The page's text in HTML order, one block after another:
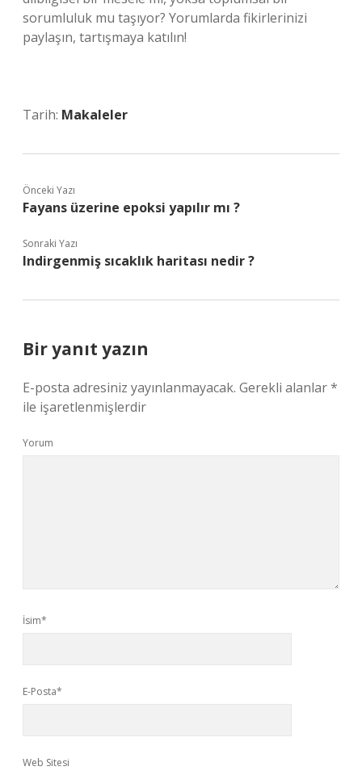
sorumluluk mu taşıyor? Yorumlarda fikirlerinizi
paylaşın, tartışmaya katılın!
Tarih: Makaleler
Önceki Yazı
Fayans üzerine epoksi yapılır mı ?
Sonraki Yazı
Indirgenmiş sıcaklık haritası nedir ?
Bir yanıt yazın
E-posta adresiniz yayınlanmayacak. Gerekli alanlar*
ile işaretlenmişlerdir
Yorum
İsim*
E-Posta*
Web Sitesi